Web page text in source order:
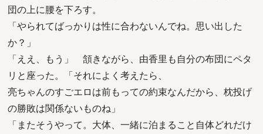
団の上に腰を下ろす。
「やられてばっかりは性に合わないんでね。思い出した
か？」
「ええ、もう」 頷きながら、由香里も自分の布団にペタ
リと座った。「それによく考えたら、
亮ちゃんのすごエロは前もっての約束なんだから、枕投げ
の勝敗は関係ないものね」
「またそうやって。大体、一緒に泊まること自体どれだけ